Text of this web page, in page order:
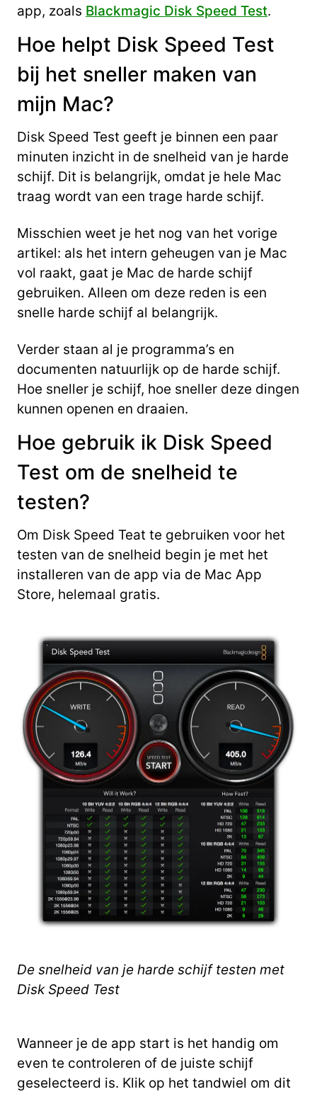
app, zoals Blackmagic Disk Speed Test.
Hoe helpt Disk Speed Test
bij het sneller maken van
mijn Mac?
Disk Speed Test geeft je binnen een paar
minuten inzicht in de snelheid van je harde
schijf. Dit is belangrijk, omdat je hele Mac
traag wordt van een trage harde schijf.
Misschien weet je het nog van het vorige
artikel: als het intern geheugen van je Mac
vol raakt, gaat je Mac de harde schijf
gebruiken. Alleen om deze reden is een
snelle harde schijf al belangrijk.
Verder staan al je programma’s en
documenten natuurlijk op de harde schijf.
Hoe sneller je schijf, hoe sneller deze dingen
kunnen openen en draaien.
Hoe gebruik ik Disk Speed
Test om de snelheid te
testen?
Om Disk Speed Teat te gebruiken voor het
testen van de snelheid begin je met het
installeren van de app via de Mac App
Store, helemaal gratis.
De snelheid van je harde schijf testen met
Disk Speed Test
Wanneer je de app start is het handig om
even te controleren of de juiste schijf
geselecteerd is. Klik op het tandwiel om dit